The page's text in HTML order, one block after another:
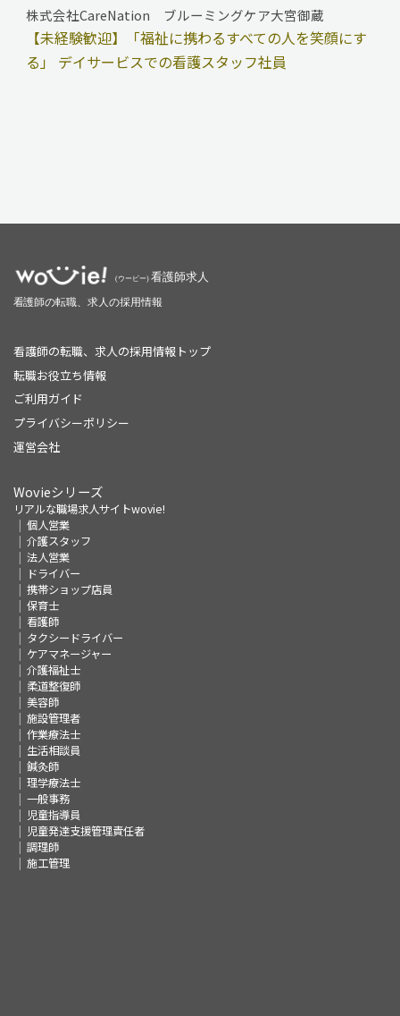
株式会社CareNation ブルーミングケア大宮御蔵
【未経験歓迎】「福祉に携わるすべての人を笑顔にす
る」 デイサービスでの看護スタッフ社員
看護師の転職、求人の採用情報トップ
転職お役立ち情報
ご利用ガイド
プライバシーポリシー
運営会社
Wovieシリーズ
リアルな職場求人サイトwovie!
個人営業
介護スタッフ
法人営業
ドライバー
携帯ショップ店員
保育士
看護師
タクシードライバー
ケアマネージャー
介護福祉士
柔道整復師
美容師
施設管理者
作業療法士
生活相談員
鍼灸師
理学療法士
一般事務
児童指導員
児童発達支援管理責任者
調理師
施工管理